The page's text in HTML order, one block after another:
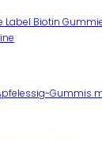
Label Biotin
Gummis